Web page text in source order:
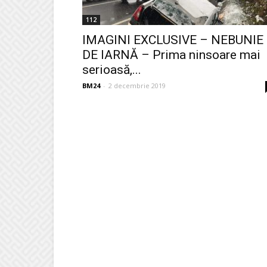
112
IMAGINI EXCLUSIVE – NEBUNIE
DE IARNĂ – Prima ninsoare mai
serioasă,...
BM24 - 2 decembrie 2019